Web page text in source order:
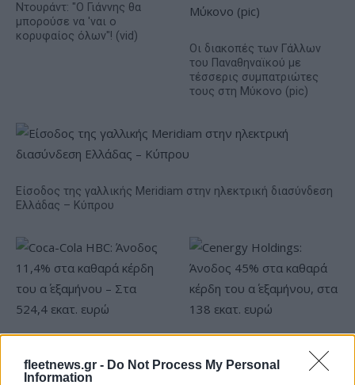
fleetnews.gr - Do Not Process My Personal
Information
Ντουράντ: "Ο Γιάννης θα
μπορούσε να 'ναι ο
κορυφαίος όλων"! (vid)
Οι διακοπές των Γάλλων
του Παναθηναϊκού με
τέσσερις συμπατριώτες
τους στη Μύκονο (pic)
Είσοδος της γαλλικής Meridiam στην ηλεκτρική διασύνδεση
Ελλάδας – Κύπρου
11,4% στα καθαρά κέρδη
του α΄ εξαμήνου – Στα 524,4
45% στα καθαρά κέρδη του
α΄ εξαμήνου, στα 138 εκατ.